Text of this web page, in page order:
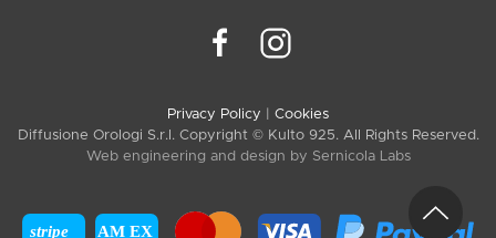
Privacy Policy
Cookies
Diffusione Orologi S.r.l. Copyright © Kulto 925. All Rights Reserved.
Web engineering and design by Sernicola Labs
stripe AM EX